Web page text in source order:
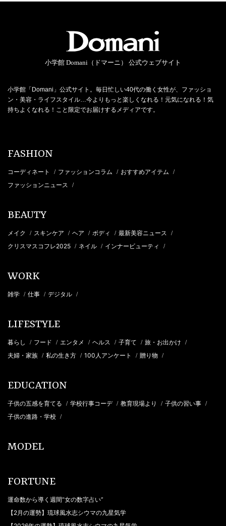
小学館 Domani（ドマーニ） 公式ウェブサイト
小学館「Domani」公式サイト。毎日忙しい40代の働く女性が、ファッショ
ン・美容・ライフスタイル…今よりもっと楽しくなれる！元気になれる！気
持ちよくなれる！こと限定でお届けするメディアです。
FASHION
コーディネート / ファッションコラム / おすすめアイテム /
ファッションニュース /
BEAUTY
メイク / スキンケア / ヘア / ボディ / 最新美容ニュース /
クリスマスコフレ2025 / ネイル / インナービューティ /
WORK
雑学 / 仕事 / デジタル /
LIFESTYLE
暮らし / フード / エンタメ / ヘルス / 子育て / 旅・お出かけ /
夫婦・家族 / 私の生き方 / 100人アンケート / 贈り物 /
EDUCATION
子供の五感を育てる / 学校行事コーデ / 教育現場より / 子供の習い事 /
子供の進路・学校 /
MODEL
FORTUNE
運命数から導く週間“女の数字占い”
【2月の運勢】琉球風水志シウマの九星気学